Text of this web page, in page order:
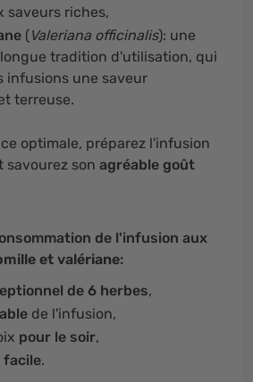
saveurs riches,
(Valeriana officinalis): une
tradition d'utilisation, qui
infusions une saveur
terreuse.
optimale, préparez l'infusion
savourez son agréable goût
de l'infusion aux
et valériane:
de 6 herbes,
de l'infusion,
pour le soir,
facile.